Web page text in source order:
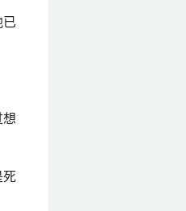
已
死